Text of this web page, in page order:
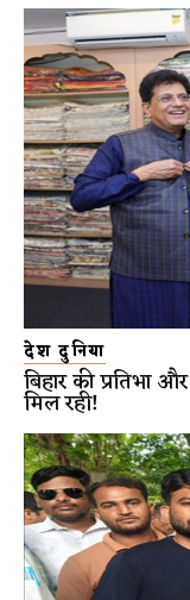
देश दुनिया
बिहार की प्रतिभा
मिल रही!